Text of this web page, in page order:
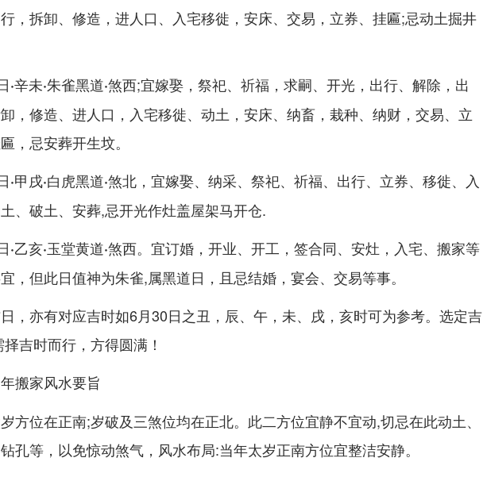
，拆卸、修造，进人口、入宅移徙，安床、交易，立券、挂匾;忌动土掘井
·辛未·朱雀黑道·煞西;宜嫁娶，祭祀、祈福，求嗣、开光，出行、解除，出
，修造、进人口，入宅移徙、动土，安床、纳畜，栽种、纳财，交易、立
，忌安葬开生坟。
·甲戌·白虎黑道·煞北 ，宜嫁娶、纳采、祭祀、祈福、出行、立券、移徙、入
、破土、安葬,忌开光作灶盖屋架马开仓.
·乙亥·玉堂黄道·煞西。宜订婚，开业、开工，签合同、安灶，入宅、搬家等
，但此日值神为朱雀,属黑道日，且忌结婚，宴会、交易等事。
，亦有对应吉时如6月30日之丑，辰、午，未、戌，亥时可为参考。选定吉
择吉时而行，方得圆满！
搬家风水要旨
方位在正南;岁破及三煞位均在正北。此二方位宜静不宜动,切忌在此动土、
孔等，以免惊动煞气， 风水布局:当年太岁正南方位宜整洁安静。